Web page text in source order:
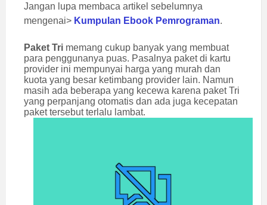
Jangan lupa membaca artikel sebelumnya
mengenai> Kumpulan Ebook Pemrograman.
Paket Tri memang cukup banyak yang membuat
para penggunanya puas. Pasalnya paket di kartu
provider ini mempunyai harga yang murah dan
kuota yang besar ketimbang provider lain. Namun
masih ada beberapa yang kecewa karena paket Tri
yang perpanjang otomatis dan ada juga kecepatan
paket tersebut terlalu lambat.